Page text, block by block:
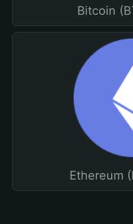
Bitcoin
Ethereum